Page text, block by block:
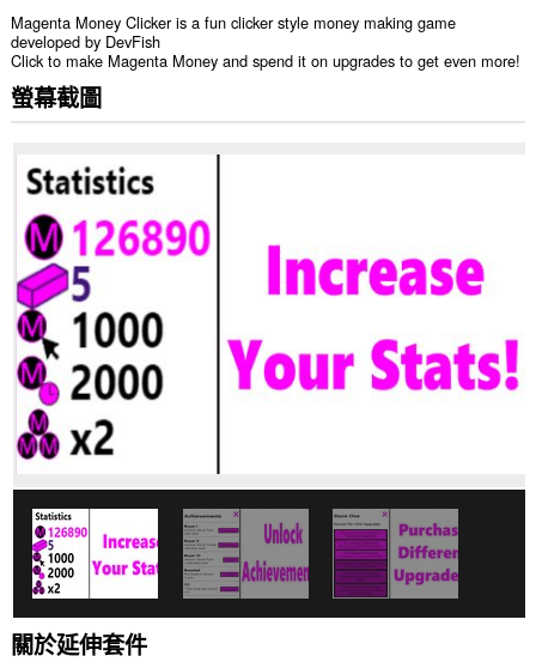
Magenta Money Clicker is a fun clicker style money making game
developed by DevFish
Click to make Magenta Money and spend it on upgrades to get even more!
螢幕截圖
關於延伸套件